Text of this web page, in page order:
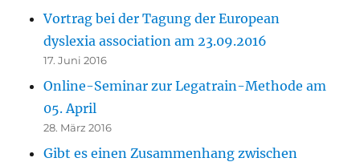
Vortrag bei der Tagung der European
dyslexia association am 23.09.2016
17. Juni 2016
Online-Seminar zur Legatrain-Methode am
05. April
28. März 2016
Gibt es einen Zusammenhang zwischen